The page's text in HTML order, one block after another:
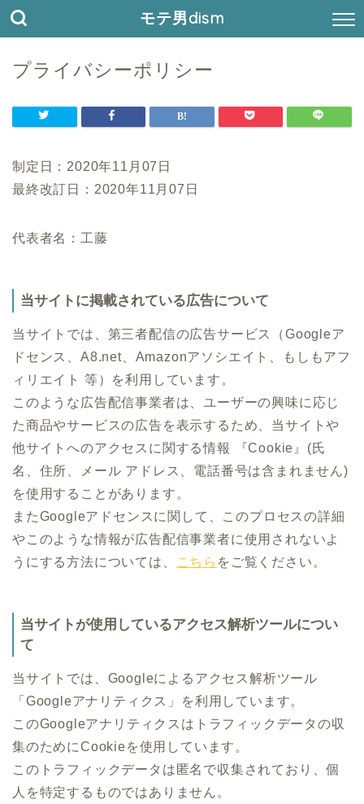
モテ男dism
プライバシーポリシー
制定日：2020年11月07日
最終改訂日：2020年11月07日
代表者名：工藤
当サイトに掲載されている広告について
当サイトでは、第三者配信の広告サービス（Googleア
ドセンス、A8.net、Amazonアソシエイト、もしもアフ
ィリエイト 等）を利用しています。
このような広告配信事業者は、ユーザーの興味に応じ
た商品やサービスの広告を表示するため、当サイトや
他サイトへのアクセスに関する情報 『Cookie』(氏
名、住所、メール アドレス、電話番号は含まれません)
を使用することがあります。
またGoogleアドセンスに関して、このプロセスの詳細
やこのような情報が広告配信事業者に使用されないよ
うにする方法については、
こちら をご覧ください。
当サイトが使用しているアクセス解析ツールについ
て
当サイトでは、Googleによるアクセス解析ツール
「Googleアナリティクス」を利用しています。
このGoogleアナリティクスはトラフィックデータの収
集のためにCookieを使用しています。
このトラフィックデータは匿名で収集されており、個
人を特定するものではありません。